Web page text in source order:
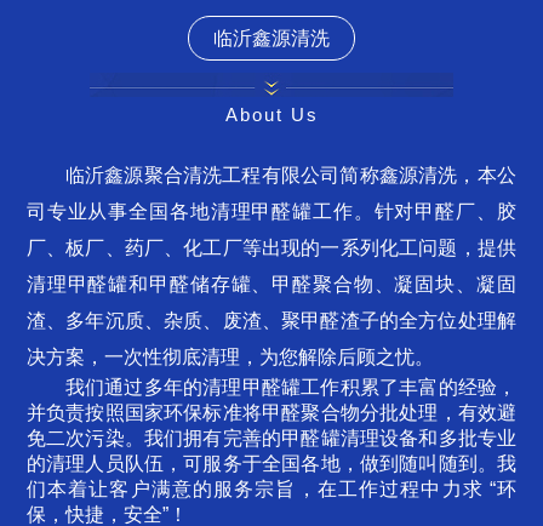
临沂鑫源清洗
About Us
临沂鑫源聚合清洗工程有限公司简称鑫源清洗，本公
司专业从事全国各地清理甲醛罐工作。针对甲醛厂、胶
厂、板厂、药厂、化工厂等出现的一系列化工问题，提供
清理甲醛罐和甲醛储存罐、甲醛聚合物、凝固块、凝固
渣、多年沉质、杂质、废渣、聚甲醛渣子的全方位处理解
决方案，一次性彻底清理，为您解除后顾之忧。
我们通过多年的清理甲醛罐工作积累了丰富的经验，
并负责按照国家环保标准将甲醛聚合物分批处理，有效避
免二次污染。我们拥有完善的甲醛罐清理设备和多批专业
的清理人员队伍，可服务于全国各地，做到随叫随到。我
们本着让客户满意的服务宗旨，在工作过程中力求 “环
保，快捷，安全”！